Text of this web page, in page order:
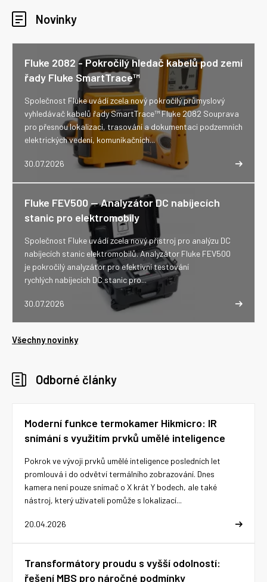
Novinky
Fluke 2082 - Pokročilý hledač kabelů pod zemí
řady Fluke SmartTrace™
30.07.2026
Společnost Fluke uvádí zcela nový pokročilý průmyslový
vyhledávač kabelů řady SmartTrace™ Fluke 2082 Souprava
pro přesnou lokalizaci, trasování a dokumentaci podzemních
elektrických vedení, komunikačních...
Fluke FEV500 -- Analyzátor DC nabíjecích
stanic pro elektromobily
30.07.2026
Společnost Fluke uvádí zcela nový přístroj pro analýzu DC
nabíjecích stanic elektromobilů. Analyzátor Fluke FEV500
je pokročilý analyzátor pro efektivní testování
rychlých nabíjecích DC stanic pro...
Všechny novinky
Odborné články
Moderní funkce termokamer Hikmicro: IR
snímání s využitím prvků umělé inteligence
20.04.2026
Pokrok ve vývoji prvků umělé inteligence posledních let
promlouvá i do odvětví termálního zobrazování. Dnes
kamera není pouze snímač o X krát Y bodech, ale také
nástroj, který uživateli pomůže s lokalizací...
Transformátory proudu s vyšší odolností:
řešení MBS pro náročné podmínky